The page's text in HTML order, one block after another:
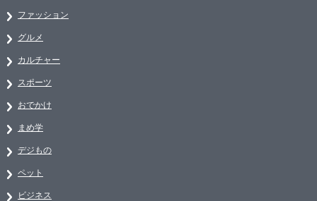
ファッション
グルメ
カルチャー
スポーツ
おでかけ
まめ学
デジもの
ペット
ビジネス